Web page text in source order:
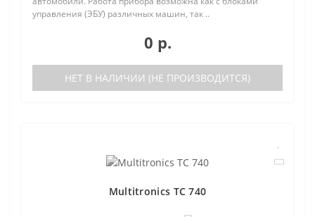
управления (ЭБУ) различных машин, так ..
0 р.
НЕТ В НАЛИЧИИ (НЕ ПРОИЗВОДИТСЯ)
Multitronics TC 740